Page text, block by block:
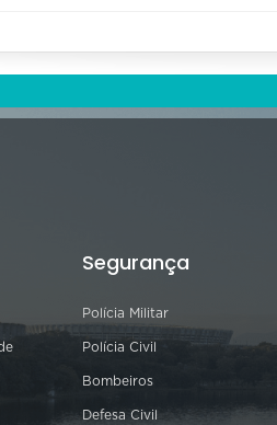
Segurança
Polícia Militar
Polícia Civil
Bombeiros
Defesa Civil